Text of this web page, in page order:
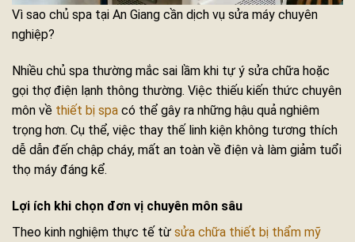
Vì sao chủ spa tại An Giang cần dịch vụ sửa máy chuyên
nghiệp?
Nhiều chủ spa thường mắc sai lầm khi tự ý sửa chữa hoặc
gọi thợ điện lạnh thông thường. Việc thiếu kiến thức chuyên
môn về thiết bị spa có thể gây ra những hậu quả nghiêm
trọng hơn. Cụ thể, việc thay thế linh kiện không tương thích
dễ dẫn đến chập cháy, mất an toàn về điện và làm giảm tuổi
thọ máy đáng kể.
Lợi ích khi chọn đơn vị chuyên môn sâu
Theo kinh nghiệm thực tế từ sửa chữa thiết bị thẩm mỹ